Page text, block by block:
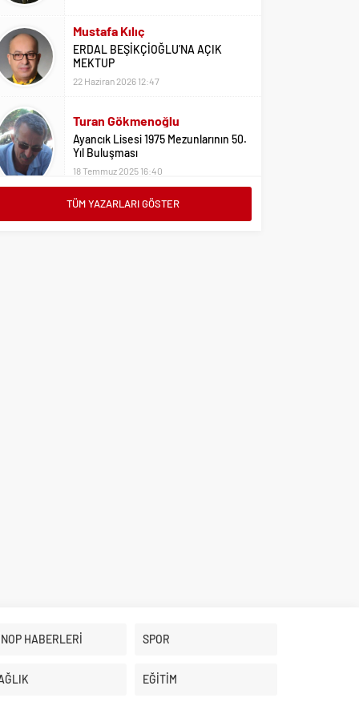
ERDAL BEŞİKÇİOĞLU’NA AÇIK
MEKTUP
Ayancık Lisesi 1975 Mezunlarının 50.
Yıl Buluşması
18 Temmuz 2025 16:40
Adil Yıldız
Bu Sene Fenerbahçe Ülke Puanlarını
TÜM YAZARLARI GÖSTER
HABERLERİ SPOR
EĞİTİM